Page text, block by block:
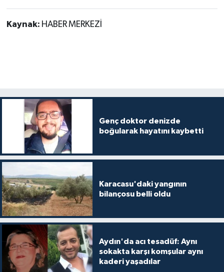
Kaynak: HABER MERKEZİ
Genç doktor denizde
boğularak hayatını kaybetti
Karacasu'daki yangının
bilançosu belli oldu
Aydın'da acı tesadüf: Aynı
sokakta karşı komşular aynı
kaderi yaşadılar